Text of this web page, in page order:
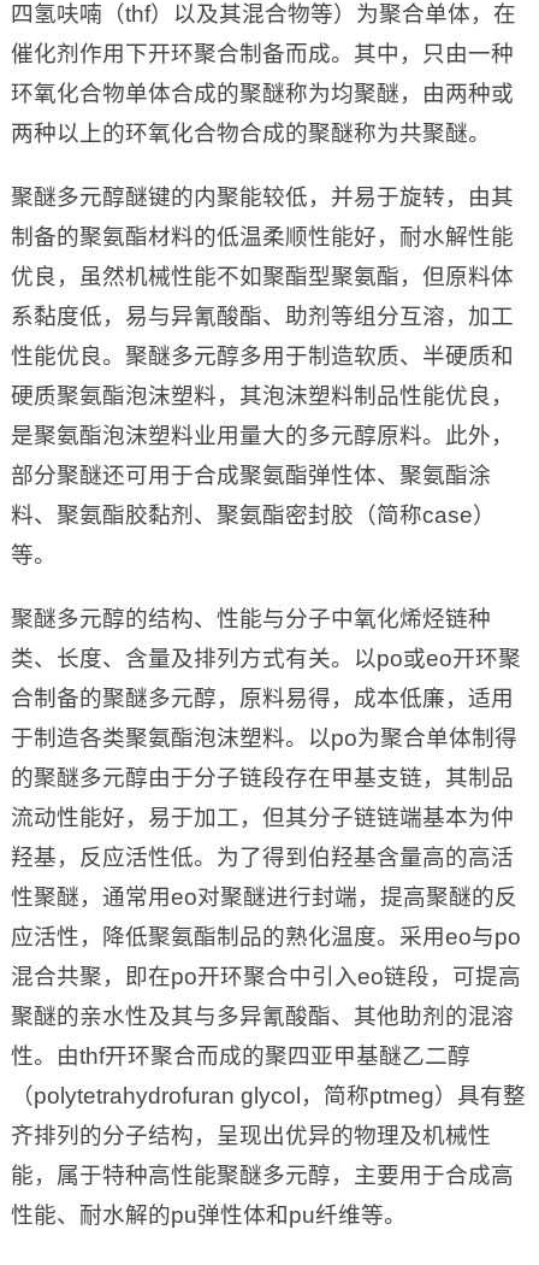
四氢呋喃（thf）以及其混合物等）为聚合单体，在
催化剂作用下开环聚合制备而成。其中，只由一种
环氧化合物单体合成的聚醚称为均聚醚，由两种或
两种以上的环氧化合物合成的聚醚称为共聚醚。
聚醚多元醇醚键的内聚能较低，并易于旋转，由其
制备的聚氨酯材料的低温柔顺性能好，耐水解性能
优良，虽然机械性能不如聚酯型聚氨酯，但原料体
系黏度低，易与异氰酸酯、助剂等组分互溶，加工
性能优良。聚醚多元醇多用于制造软质、半硬质和
硬质聚氨酯泡沫塑料，其泡沫塑料制品性能优良，
是聚氨酯泡沫塑料业用量大的多元醇原料。此外，
部分聚醚还可用于合成聚氨酯弹性体、聚氨酯涂
料、聚氨酯胶黏剂、聚氨酯密封胶（简称case）
等。
聚醚多元醇的结构、性能与分子中氧化烯烃链种
类、长度、含量及排列方式有关。以po或eo开环聚
合制备的聚醚多元醇，原料易得，成本低廉，适用
于制造各类聚氨酯泡沫塑料。以po为聚合单体制得
的聚醚多元醇由于分子链段存在甲基支链，其制品
流动性能好，易于加工，但其分子链链端基本为仲
羟基，反应活性低。为了得到伯羟基含量高的高活
性聚醚，通常用eo对聚醚进行封端，提高聚醚的反
应活性，降低聚氨酯制品的熟化温度。采用eo与po
混合共聚，即在po开环聚合中引入eo链段，可提高
聚醚的亲水性及其与多异氰酸酯、其他助剂的混溶
性。由thf开环聚合而成的聚四亚甲基醚乙二醇
（polytetrahydrofuran glycol，简称ptmeg）具有整
齐排列的分子结构，呈现出优异的物理及机械性
能，属于特种高性能聚醚多元醇，主要用于合成高
性能、耐水解的pu弹性体和pu纤维等。